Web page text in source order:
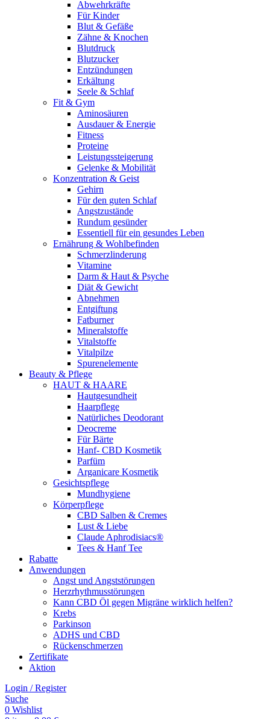
Abwehrkräfte
Für Kinder
Blut & Gefäße
Zähne & Knochen
Blutdruck
Blutzucker
Entzündungen
Erkältung
Seele & Schlaf
Fit & Gym
Aminosäuren
Ausdauer & Energie
Fitness
Proteine
Leistungssteigerung
Gelenke & Mobilität
Konzentration & Geist
Gehirn
Für den guten Schlaf
Angstzustände
Rundum gesünder
Essentiell für ein gesundes Leben
Ernährung & Wohlbefinden
Schmerzlinderung
Vitamine
Darm & Haut & Psyche
Diät & Gewicht
Abnehmen
Entgiftung
Fatburner
Mineralstoffe
Vitalstoffe
Vitalpilze
Spurenelemente
Beauty & Pflege
HAUT & HAARE
Hautgesundheit
Haarpflege
Natürliches Deodorant
Deocreme
Für Bärte
Hanf- CBD Kosmetik
Parfüm
Arganicare Kosmetik
Gesichtspflege
Mundhygiene
Körperpflege
CBD Salben & Cremes
Lust & Liebe
Claude Aphrodisiacs®
Tees & Hanf Tee
Rabatte
Anwendungen
Angst und Angststörungen
Herzrhythmusstörungen
Kann CBD Öl gegen Migräne wirklich helfen?
Krebs
Parkinson
ADHS und CBD
Rückenschmerzen
Zertifikate
Aktion
Login / Register
Suche
0 Wishlist